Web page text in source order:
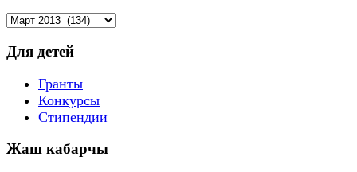
Архив
мес.:
Для детей
Гранты
Конкурсы
Стипендии
Жаш кабарчы